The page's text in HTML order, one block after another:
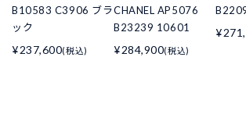
B10583 C3906 ブラ
ック
¥237,600(税込)
CHANEL AP5076
B23239 10601
¥284,900(税込)